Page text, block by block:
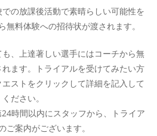
の放課後活動で素晴らしい可能性を
無料体験への招待状が渡されます。
、上達著しい選手にはコーチから無
ます。トライアルを受けてみたい方
ストをクリックして詳細を記入して
ください。
時間以内にスタッフから、トライア
ご案内がございます。